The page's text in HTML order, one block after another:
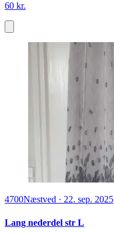
60 kr.
4700Næstved · 22. sep. 2025
Lang nederdel str L